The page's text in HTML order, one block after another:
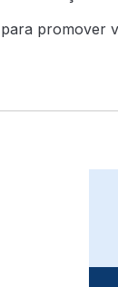
promover